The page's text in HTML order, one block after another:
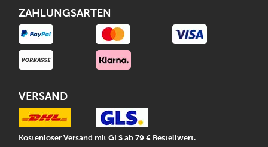
ZAHLUNGSARTEN
VERSAND
Kostenloser Versand mit GLS ab 79 € Bestellwert.